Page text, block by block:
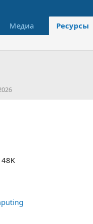
Медиа Ресурсы